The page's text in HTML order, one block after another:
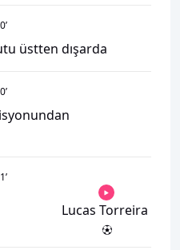
’
üstten dışarda
’
’
Lucas Torreira